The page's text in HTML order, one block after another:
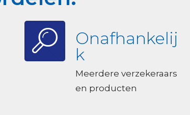
Onafhankelij
k
Meerdere verzekeraars
en producten